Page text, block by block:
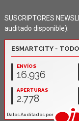
SUSCRIPTORES
auditado disponible):